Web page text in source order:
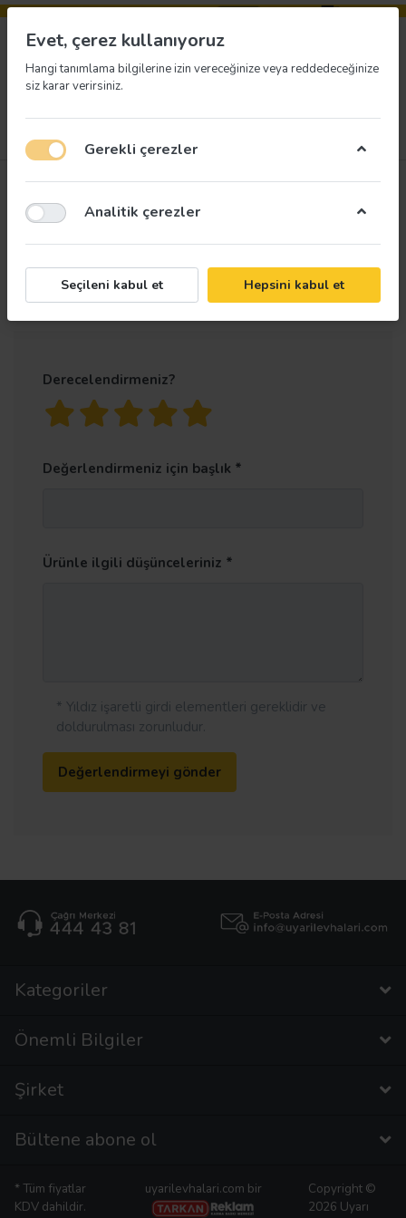
değerlendirmeleri
Yalnızca kayıtlı kullanıcılar değerlendirme
yapabilir
Derecelendirmeniz?
Değerlendirmeniz için başlık
Ürünle ilgili düşünceleriniz
* Yıldız işaretli girdi elementleri gereklidir ve
doldurulması zorunludur.
Değerlendirmeyi gönder
Kategoriler
Önemli Bilgiler
Şirket
Bültene abone ol
* Tüm fiyatlar
KDV dahildir.
uyarilevhalari.com bir
Copyright ©
2026 Uyarı
Evet, çerez kullanıyoruz
Hangi tanımlama bilgilerine izin vereceğinize veya reddedeceğinize
siz karar verirsiniz.
Gerekli çerezler
Analitik çerezler
Seçileni kabul et Hepsini kabul et